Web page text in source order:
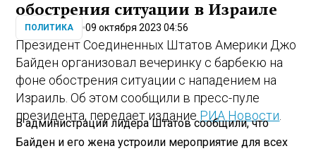
обострения ситуации в Израиле
ПОЛИТИКА 09 октября 2023 04:56
Президент Соединенных Штатов Америки Джо
Байден организовал вечеринку с барбекю на
фоне обострения ситуации с нападением на
Израиль. Об этом сообщили в пресс-пуле
президента, передает издание РИА Новости
В администрации лидера Штатов сообщили, что
Байден и его жена устроили мероприятие для всех